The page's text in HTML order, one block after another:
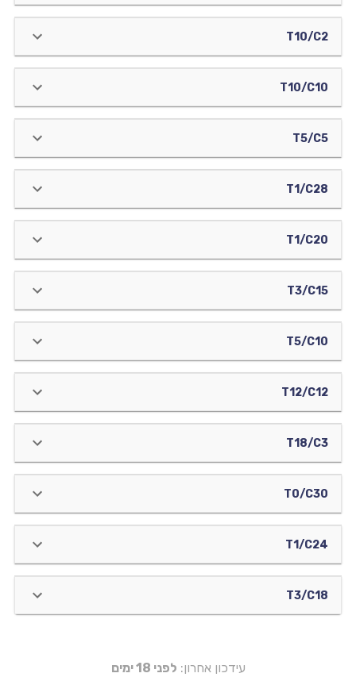
T10/C2
T10/C10
T5/C5
T1/C28
T1/C20
T3/C15
T5/C10
T12/C12
T18/C3
T0/C30
T1/C24
T3/C18
עידכון אחרון: לפני 18 ימים